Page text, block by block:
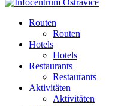
Routen
Routen
Hotels
Hotels
Restaurants
Restaurants
Aktivitäten
Aktivitäten